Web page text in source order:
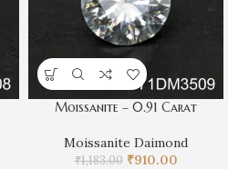
Moissanite – 0.91 Carat
Moissanite Daimond
₹1,183.00 ₹910.00